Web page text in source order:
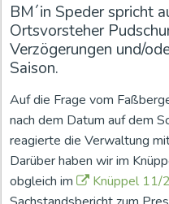
BM´in Speder spricht
Ortsvorsteher
Verzögerungen und/
Saison.
Auf die Frage vom
nach dem Datum auf dem
reagierte die Verwaltung
Darüber haben wir im
obgleich im
Knüppel 11/